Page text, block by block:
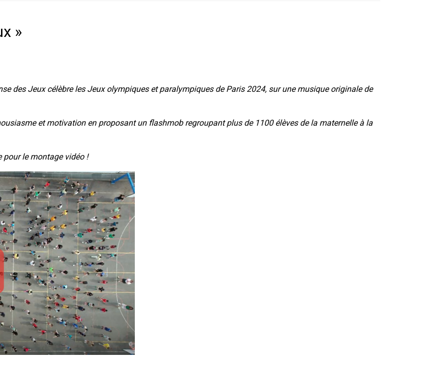
»
des Jeux célèbre les Jeux olympiques et paralympiques de Paris 2024, sur une musique originale de
et motivation en proposant un flashmob regroupant plus de 1100 élèves de la maternelle à la
pour le montage vidéo !